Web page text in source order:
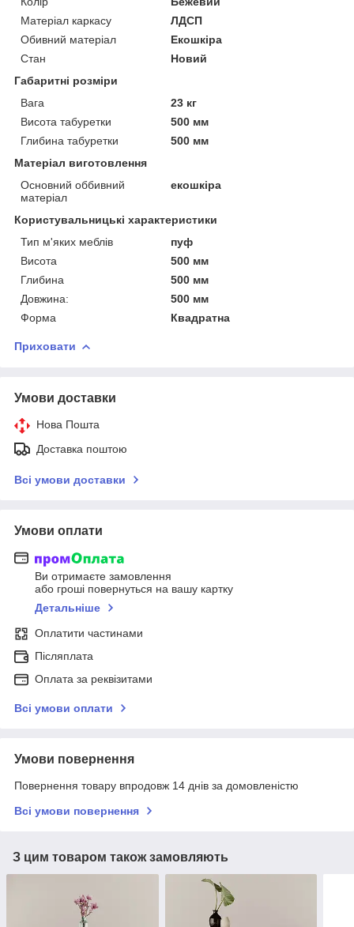
Матеріал каркасу
ЛДСП
Обивний матеріал
Екошкіра
Стан
Новий
Габаритні розміри
Вага
23 кг
Висота табуретки
500 мм
Глибина табуретки
500 мм
Матеріал виготовлення
Основний оббивний
матеріал
екошкіра
Користувальницькі характеристики
Тип м'яких меблів
пуф
Висота
500 мм
Глибина
500 мм
Довжина:
500 мм
Форма
Квадратна
Приховати
Умови доставки
Нова Пошта
Доставка поштою
Всі умови доставки
Умови оплати
Ви отримаєте замовлення
або гроші повернуться на вашу картку
Детальніше
Оплатити частинами
Післяплата
Оплата за реквізитами
Всі умови оплати
Умови повернення
Повернення товару впродовж 14 днів за домовленістю
Всі умови повернення
З цим товаром також замовляють